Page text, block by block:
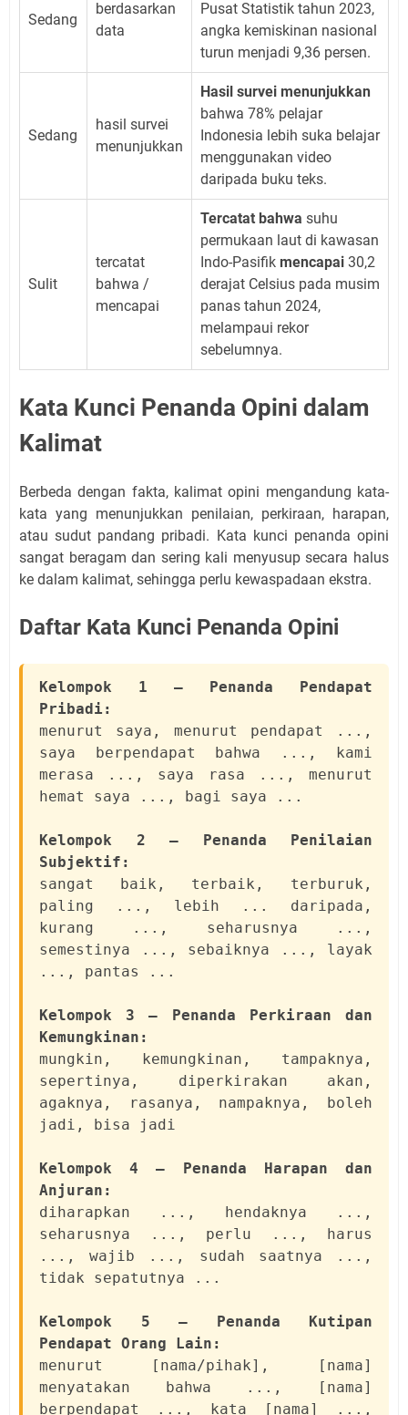
Sedang
berdasarkan
data
Pusat Statistik tahun 2023,
angka kemiskinan nasional
turun menjadi 9,36 persen.
Sedang
hasil survei
menunjukkan
Hasil survei menunjukkan
bahwa 78% pelajar
Indonesia lebih suka belajar
menggunakan video
daripada buku teks.
Sulit
tercatat
bahwa /
mencapai
Tercatat bahwa suhu
permukaan laut di kawasan
Indo-Pasifik mencapai 30,2
derajat Celsius pada musim
panas tahun 2024,
melampaui rekor
sebelumnya.
Kata Kunci Penanda Opini dalam
Kalimat
Berbeda dengan fakta, kalimat opini mengandung kata-
kata yang menunjukkan penilaian, perkiraan, harapan,
atau sudut pandang pribadi. Kata kunci penanda opini
sangat beragam dan sering kali menyusup secara halus
ke dalam kalimat, sehingga perlu kewaspadaan ekstra.
Daftar Kata Kunci Penanda Opini
Kelompok 1 — Penanda Pendapat
Pribadi:
menurut saya, menurut pendapat ...,
saya berpendapat bahwa ..., kami
merasa ..., saya rasa ..., menurut
hemat saya ..., bagi saya ...
Kelompok 2 — Penanda Penilaian
Subjektif:
sangat baik, terbaik, terburuk,
paling ..., lebih ... daripada,
kurang ..., seharusnya ...,
semestinya ..., sebaiknya ..., layak
..., pantas ...
Kelompok 3 — Penanda Perkiraan dan
Kemungkinan:
mungkin, kemungkinan, tampaknya,
sepertinya, diperkirakan akan,
agaknya, rasanya, nampaknya, boleh
jadi, bisa jadi
Kelompok 4 — Penanda Harapan dan
Anjuran:
diharapkan ..., hendaknya ...,
seharusnya ..., perlu ..., harus
..., wajib ..., sudah saatnya ...,
tidak sepatutnya ...
Kelompok 5 — Penanda Kutipan
Pendapat Orang Lain:
menurut [nama/pihak], [nama]
menyatakan bahwa ..., [nama]
berpendapat ..., kata [nama] ...,